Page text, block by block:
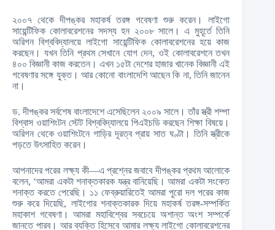
২০০৭ থেকে দীপঙ্কর মহাকর্ষ তরঙ্গ গবেষণা শুরু করেন। লাইগো
সায়েন্টিফিক কোলাবরেশনের সদস্য হন ২০০৮ সালে। এ মুহূর্তে তিনি
অরিগন বিশ্ববিদ্যালয়ে লাইগো সায়েন্টিফিক কোলাবরেশনের হয়ে কাজ
করছেন। যখন তিনি প্রথম সেখানে যোগ দেন, ওই কোলাবরেশনে তখন
৪০০ বিজ্ঞানী কাজ করতেন। এখন ১৫টা দেশের হাজার খানেক বিজ্ঞানী এই
গবেষণার সঙ্গে যুক্ত। আর কোনো বাংলাদেশি আছেন কি না, তিনি জানেন
না।
ড. দীপঙ্কর সর্বশেষ বাংলাদেশে এসেছিলেন ২০০৯ সালে। তাঁর স্ত্রী শম্পা
বিশ্বাস ওয়াশিংটন স্টেট বিশ্ববিদ্যালয়ে পিএইচডি করছেন শিক্ষা বিষয়ে।
অরিগন থেকে ওয়াশিংটনে গাড়ির দূরত্ব প্রায় সাত ঘণ্টা। তিনি স্ত্রীকে
পড়তে উৎসাহিত করেন।
আপনাদের পরের লক্ষ্য কী—এ প্রশ্নের জবাবে দীপঙ্কর প্রথম আলোকে
বলেন, ‘আমরা একটা শনাক্তকারক যন্ত্র বানিয়েছি। আমরা একটা সংকেত
শনাক্ত করতে পেরেছি। ১১ ফেব্রুয়ারিতেই আমরা পুরো দল পরের কাজ
শুরু করে দিয়েছি, লাইগোর শনাক্তকারক দিয়ে মহাকর্ষ তরঙ্গ-সম্পর্কিত
মহাকাশ গবেষণা। আমরা মহাবিশ্বের সবচেয়ে অশান্ত অংশ সম্পর্কে
জানতে পারব। আর ব্যক্তি হিসেবে আমার লক্ষ্য লাইগো কোলাবরেশনের